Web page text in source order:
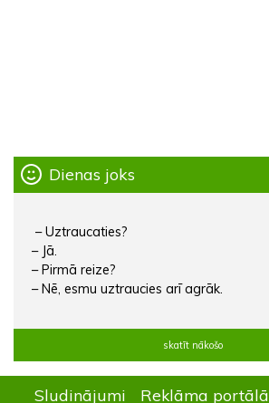
Dienas joks
– Uztraucaties?
– Jā.
– Pirmā reize?
– Nē, esmu uztraucies arī agrāk.
skatīt nākošo
Sludinājumi Reklāma portālā